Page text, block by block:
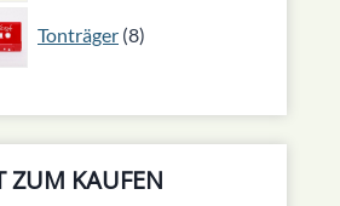
Tonträger 8
8
Produkte
ZUM KAUFEN